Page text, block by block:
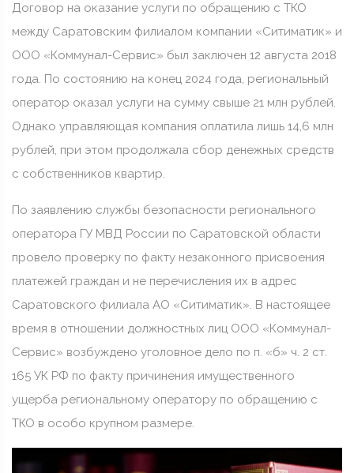
Договор на оказание услуги по обращению с ТКО
между Саратовским филиалом компании «Ситиматик» и
ООО «Коммунал-Сервис» был заключен 12 августа 2018
года. По состоянию на конец 2024 года, региональный
оператор оказал услуги на сумму свыше 21 млн рублей.
Однако управляющая компания оплатила лишь 14,6 млн
рублей, при этом продолжала сбор денежных средств
с собственников квартир.
По заявлению службы безопасности регионального
оператора ГУ МВД России по Саратовской области
провело проверку по факту незаконного присвоения
платежей граждан и не перечисления их в адрес
Саратовского филиала АО «Ситиматик». В настоящее
время в отношении должностных лиц ООО «Коммунал-
Сервис» возбуждено уголовное дело по п. «б» ч. 2 ст.
165 УК РФ по факту причинения имущественного
ущерба региональному оператору по обращению с
ТКО в особо крупном размере.